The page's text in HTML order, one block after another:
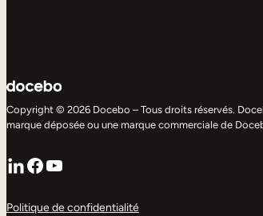
Copyright © 2026 Docebo – Tous droits réservés.
marque déposée ou une marque commerciale de
LinkedIn
Facebook
YouTube
Politique de confidentialité